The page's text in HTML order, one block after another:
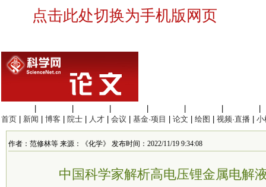
点击此处切换为手机版网页
首页
新闻 博客 院士 人才 会议 基金·项目 论文 绘图 视频·直播 小
作者：范修林等 来源：《化学》 发布时间：2022/11/19 9:34:08
中国科学家解析高电压锂金属电解